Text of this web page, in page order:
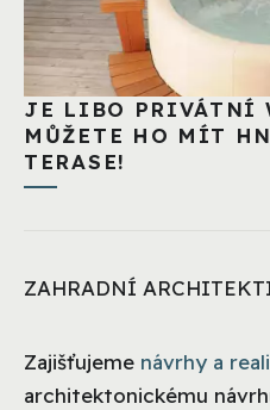
JE LIBO PRIVÁTNÍ
MŮŽETE HO MÍT
TERASE!
ZAHRADNÍ
Zajišťujeme návrhy a
architektonickému